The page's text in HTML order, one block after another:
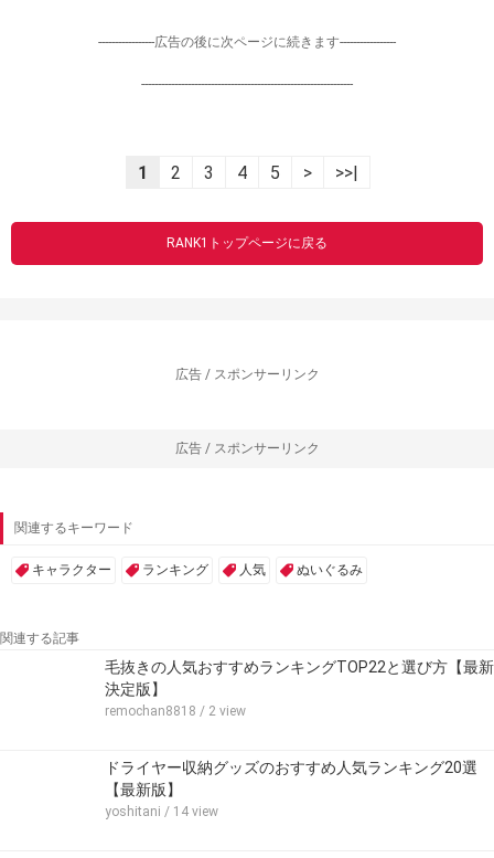
-----------------広告の後に次ページに続きます-----------------
----------------------------------------------------------------
1 2 3 4 5 > >>|
RANK1トップページに戻る
広告 / スポンサーリンク
広告 / スポンサーリンク
関連するキーワード
キャラクター ランキング 人気 ぬいぐるみ
関連する記事
毛抜きの人気おすすめランキングTOP22と選び方【最新
決定版】
remochan8818 / 2 view
ドライヤー収納グッズのおすすめ人気ランキング20選
【最新版】
yoshitani / 14 view